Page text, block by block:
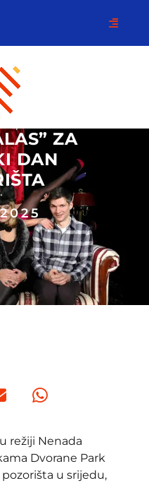
ZA
DAN
u režiji Nenada
Dvorane Park
u srijedu,